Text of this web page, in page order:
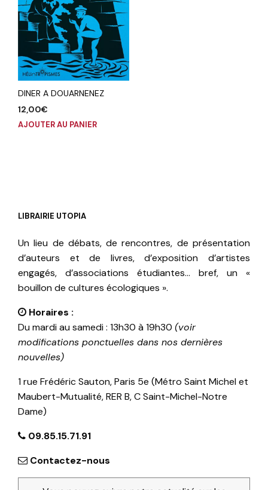
DINER A DOUARNENEZ
12,00€
AJOUTER AU PANIER
LIBRAIRIE UTOPIA
Un lieu de débats, de rencontres, de présentation
d’auteurs et de livres, d’exposition d’artistes
engagés, d’associations étudiantes… bref, un «
bouillon de cultures écologiques ».
Horaires :
Du mardi au samedi : 13h30 à 19h30 (voir
modifications ponctuelles dans nos dernières
nouvelles)
1 rue Frédéric Sauton, Paris 5e (Métro Saint Michel et
Maubert-Mutualité, RER B, C Saint-Michel-Notre
Dame)
09.85.15.71.91
Contactez-nous